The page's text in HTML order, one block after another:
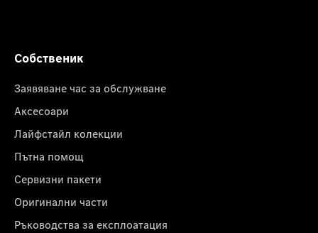
Собственик
Заявяване час за обслужване
Аксесоари
Лайфстайл колекции
Пътна помощ
Сервизни пакети
Оригинални части
Ръководства за експлоатация